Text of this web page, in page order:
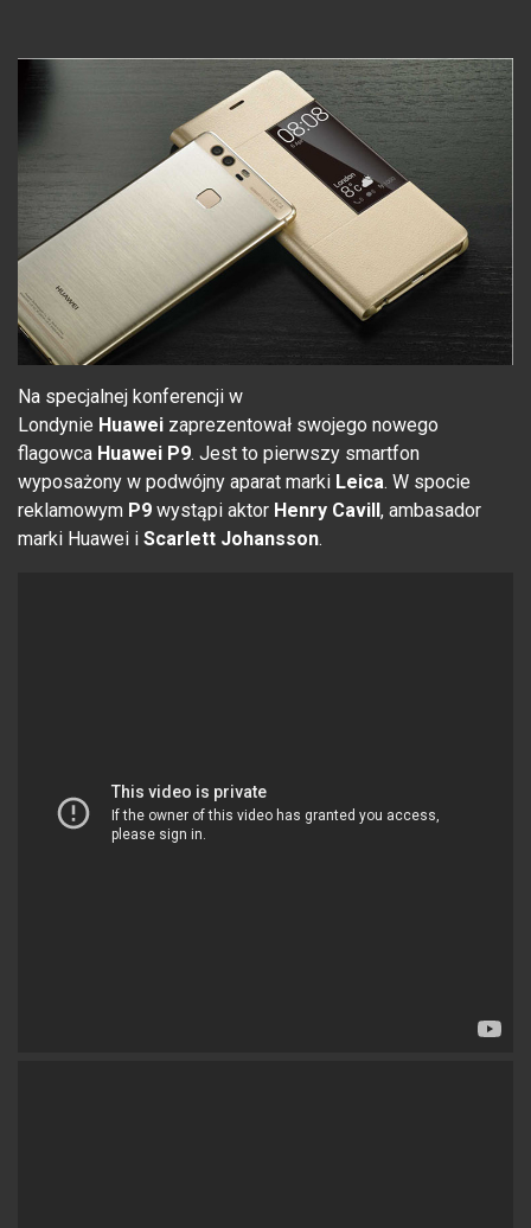
Na specjalnej konferencji w
Londynie Huawei zaprezentował swojego nowego
flagowca Huawei P9. Jest to pierwszy smartfon
wyposażony w podwójny aparat marki Leica. W spocie
reklamowym P9 wystąpi aktor Henry Cavill , ambasador
marki Huawei i Scarlett Johansson.